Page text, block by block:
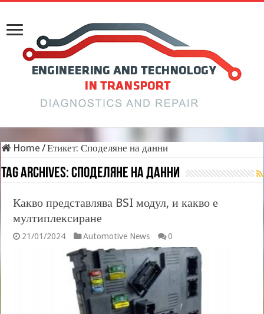
Home /Етикет:Споделяне на данни
Tag Archives:Споделяне на данни
Какво представлява BSI модул, и какво е
мултиплексиране
21/01/2024 Automotive News 0